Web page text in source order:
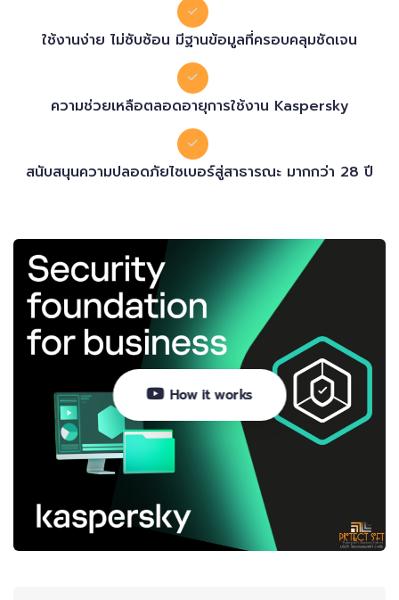
ใช้งานง่าย ไม่ซับซ้อน มีฐานข้อมูลที่ครอบคลุมชัดเจน
ความช่วยเหลือตลอดอายุการใช้งาน Kaspersky
สนับสนุนความปลอดภัยไซเบอร์สู่สาธารณะ มากกว่า 28 ปี
How it works